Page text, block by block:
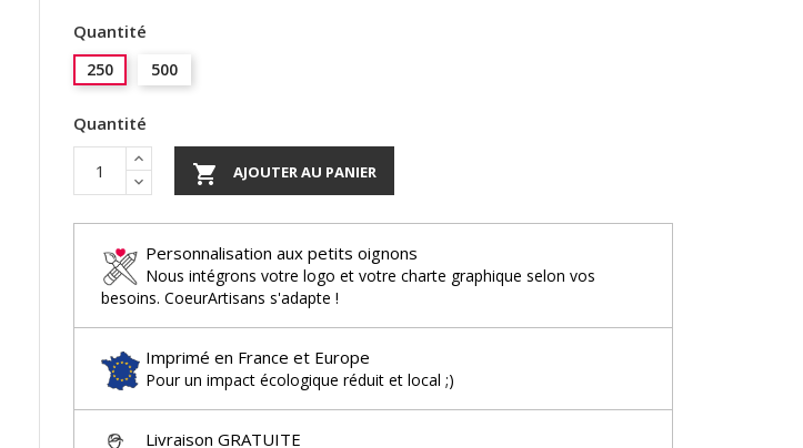
Quantité
250 500
Quantité
 AJOUTER AU PANIER
Personnalisation aux petits oignons
Nous intégrons votre logo et votre charte graphique selon vos
besoins. CoeurArtisans s'adapte !
Imprimé en France et Europe
Pour un impact écologique réduit et local ;)
Livraison GRATUITE